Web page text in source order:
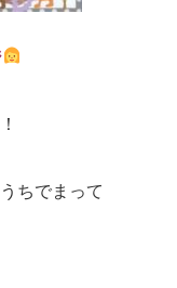
ちでまって